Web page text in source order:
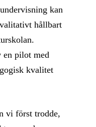
kan
hållbart
en pilot med
kvalitet
vi först trodde,